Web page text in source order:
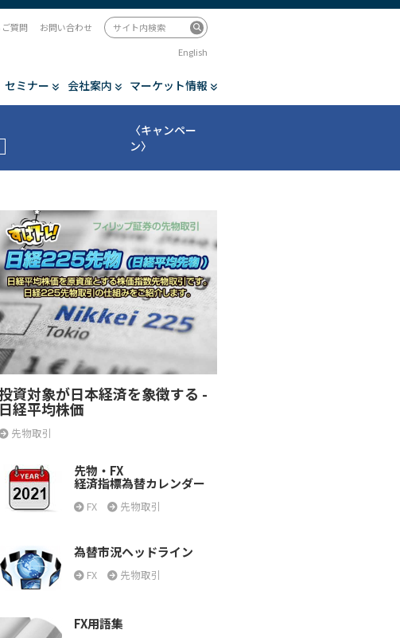
セミナー 会社案内 マーケット情報
質問
お問い合わせ
English
〈キャンペー
ン〉
資対象が日本経済を象徴する -
日経平均株価
先物取引
先物・FX
経済指標為替カレンダー
FX 先物取引
為替市況ヘッドライン
FX 先物取引
FX用語集